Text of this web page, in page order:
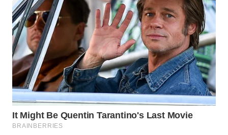
WN
SURABAYA
WN
NATUNA
WN
BINTAN
WN